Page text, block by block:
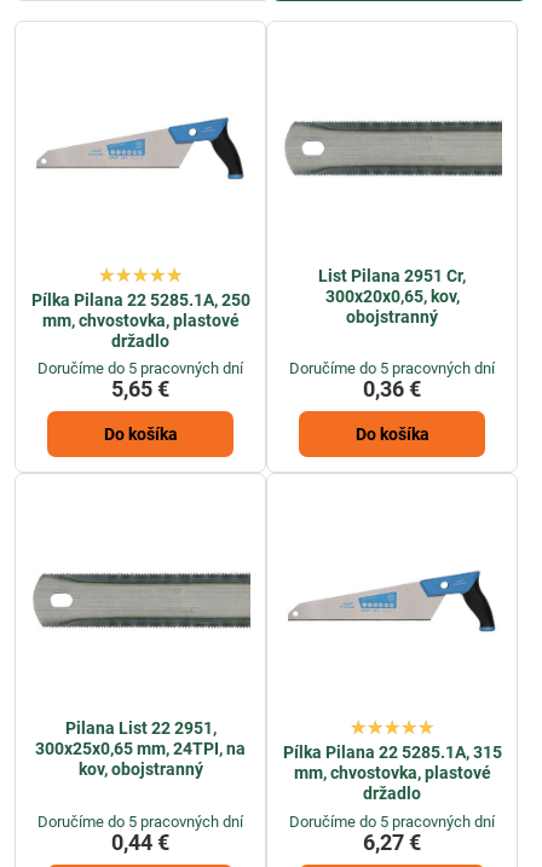
Pílka Pilana 22 5285.1A, 250
mm, chvostovka, plastové
držadlo
Doručíme do 5 pracovných dní
5,65 €
Do košíka
List Pilana 2951 Cr,
300x20x0,65, kov,
obojstranný
Doručíme do 5 pracovných dní
0,36 €
Do košíka
Pilana List 22 2951,
300x25x0,65 mm, 24TPI, na
kov, obojstranný
Doručíme do 5 pracovných dní
0,44 €
Pílka Pilana 22 5285.1A, 315
mm, chvostovka, plastové
držadlo
Doručíme do 5 pracovných dní
6,27 €